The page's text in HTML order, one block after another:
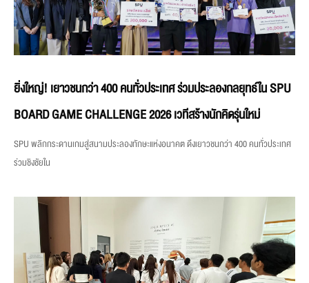
ยิ่งใหญ่! เยาวชนกว่า 400 คนทั่วประเทศ ร่วมประลองกลยุทธ์ใน SPU
BOARD GAME CHALLENGE 2026 เวทีสร้างนักคิดรุ่นใหม่
SPU พลิกกระดานเกมสู่สนามประลองทักษะแห่งอนาคต ดึงเยาวชนกว่า 400 คนทั่วประเทศ
ร่วมชิงชัยใน